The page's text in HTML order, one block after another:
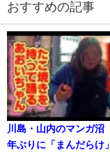
おすすめの記事
川島・山内のマンガ
年ぶりに「まんだらけ